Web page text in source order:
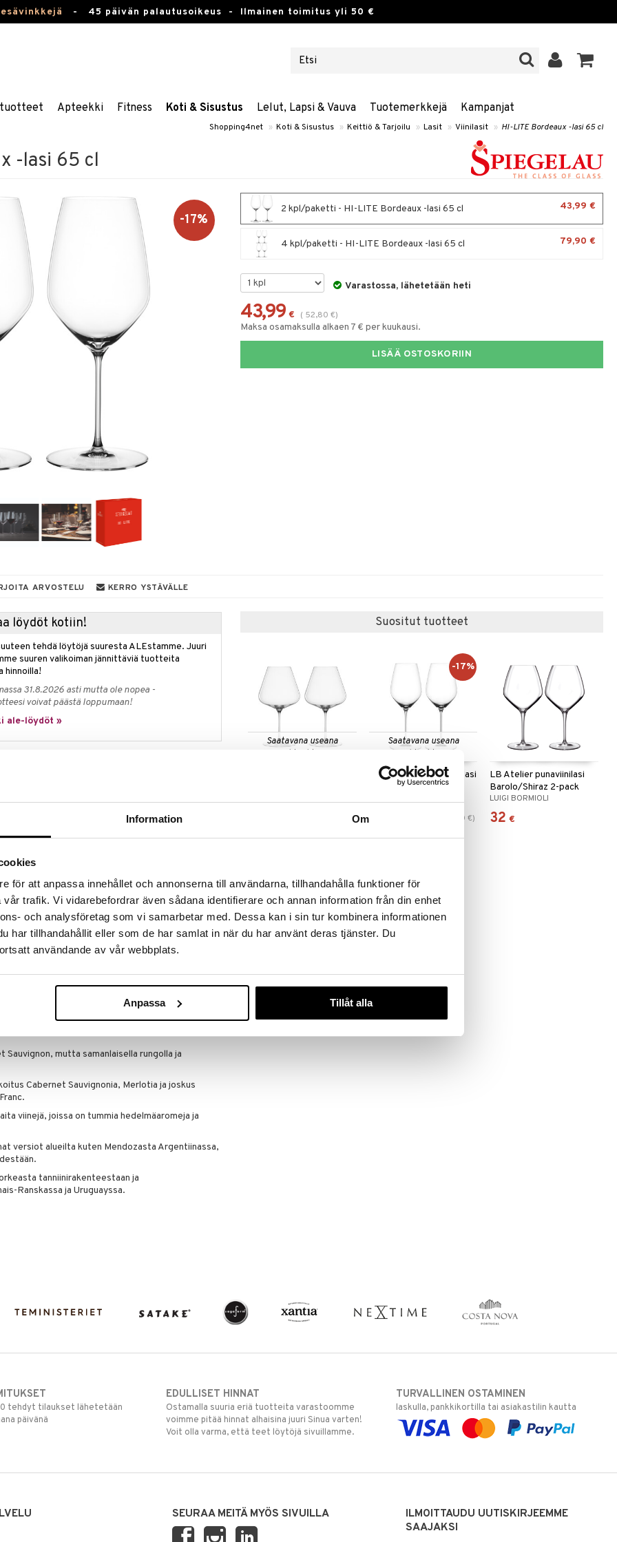
Information Om
för att anpassa innehållet och annonserna till användarna, tillhandahålla funktioner för
trafik. Vi vidarebefordrar även sådana identifierare och annan information från din enhet
och analysföretag som vi samarbetar med. Dessa kan i sin tur kombinera informationen
har tillhandahållit eller som de har samlat in när du har använt deras tjänster. Du
användande av vår webbplats.
Anpassa Tillåt alla
- 45 päivän palautusoikeus - Ilmainen toimitus yli 50 €
Apteekki Fitness Koti & Sisustus Lelut, Lapsi & Vauva Tuotemerkkejä Kampanjat
Shopping4net » Koti & Sisustus » Keittiö & Tarjoilu » Lasit » Viinilasit » HI-LITE Bordeaux -lasi 65 cl
-lasi 65 cl
-17%
2 kpl/paketti - HI-LITE Bordeaux -lasi 65 cl 43,99 €
4 kpl/paketti - HI-LITE Bordeaux -lasi 65 cl 79,90 €
Varastossa, lähetetään heti
43,99 € ( 52,80 €)
Maksa osamaksulla alkaen 7 € per kuukausi.
LISÄÄ OSTOSKORIIN
ARVOSTELU KERRO YSTÄVÄLLE
löydöt kotiin!
tehdä löytöjä suuresta ALEstamme. Juuri
suuren valikoiman jännittäviä tuotteita
hinnoilla!
31.8.2026 asti mutta ole nopea -
voivat päästä loppumaan!
ale-löydöt »
laseihin, jotka ovat ihanteellisia
antaa viinin buketin kehittyä täysin, pehmentää
ja vaimentaa kitkerien tanniinien ominaisuuksia,
Tasaisen pohjan, hoikan varren ja harmonisten
uusia standardeja ylivoimaiselle laadulle
ja SPIEGELAU:n hienostuneiden
viinikokemus on nyt helpommin saatavilla kuin
valmistusprosessin ansiosta pienet
kestäviä.
väristään, monimutkaisista aromiprofiileistaan
Sauvignon, mutta samanlaisella rungolla ja
Cabernet Sauvignonia, Merlotia ja joskus
viinejä, joissa on tummia hedelmäaromeja ja
versiot alueilta kuten Mendozasta Argentiinassa,
tanniinirakenteestaan ja
Ranskassa ja Uruguayssa.
Suositut tuotteet
Saatavana useana
vaihtoehtona
Saatavana useana
vaihtoehtona
HI-LITE Universal Viinilasi
alk. 52,80 €)
-17%
LB Atelier punaviinilasi
Barolo/Shiraz 2-pack
LUIGI BORMIOLI
32 €
30,50
tehdyt tilaukset lähetetään
päivänä
EDULLISET HINNAT
Ostamalla suuria eriä tuotteita varastoomme
voimme pitää hinnat alhaisina juuri Sinua varten!
Voit olla varma, että teet löytöjä sivuillamme.
TURVALLINEN OSTAMINEN
laskulla, pankkikortilla tai asiakastilin kautta
SEURAA MEITÄ MYÖS SIVUILLA
ILMOITTAUDU UUTISKIRJEEMME
SAAJAKSI